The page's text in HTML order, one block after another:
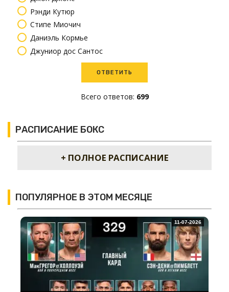
Рэнди Кутюр
Стипе Миочич
Даниэль Кормье
Джуниор дос Сантос
Всего ответов: 699
РАСПИСАНИЕ БОКС
+ ПОЛНОЕ РАСПИСАНИЕ
ПОПУЛЯРНОЕ В ЭТОМ МЕСЯЦЕ
11-07-2026